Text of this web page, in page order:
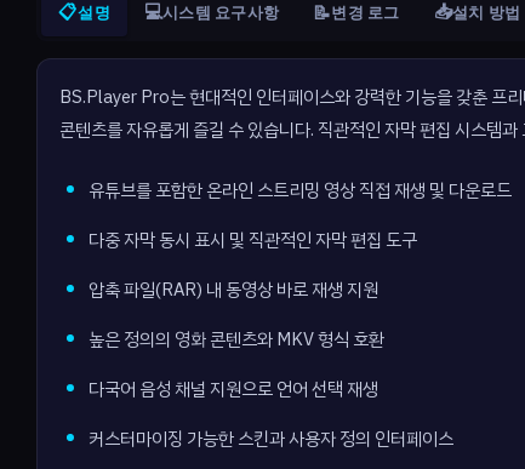
📋설명 💻시스템 요구사항 📝변경 로그 📥설치 방법
BS.Player Pro는 현대적인 인터페이스와 강력한 기능을 갖춘 프
콘텐츠를 자유롭게 즐길 수 있습니다. 직관적인 자막 편집 시스템
유튜브를 포함한 온라인 스트리밍 영상 직접 재생 및 다운로드
다중 자막 동시 표시 및 직관적인 자막 편집 도구
압축 파일(RAR) 내 동영상 바로 재생 지원
높은 정의의 영화 콘텐츠와 MKV 형식 호환
다국어 음성 채널 지원으로 언어 선택 재생
커스터마이징 가능한 스킨과 사용자 정의 인터페이스